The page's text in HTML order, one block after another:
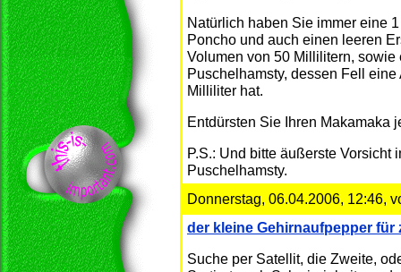
Natürlich haben Sie immer eine
Poncho und auch einen leeren
Volumen von 50 Millilitern,
Puschelhamsty, dessen Fell
Milliliter hat.
Entdürsten Sie Ihren Makamaka
P.S.: Und bitte äußerste Vorsicht
Puschelhamsty.
Donnerstag, 06.04.2006, 12:46,
der kleine Gehirnaufpepper für
Suche per Satellit, die Zweite,